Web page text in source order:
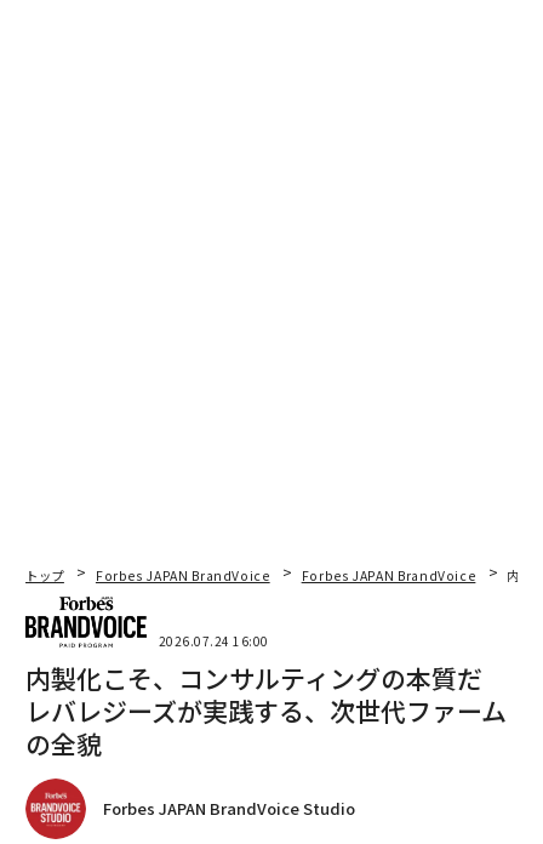
トップ Forbes JAPAN BrandVoice Forbes JAPAN BrandVoice 内製
2026.07.24 16:00
内製化こそ、コンサルティングの本質だ
レバレジーズが実践する、次世代ファーム
の全貌
Forbes JAPAN BrandVoice Studio